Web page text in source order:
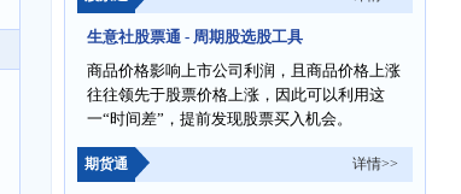
生意社股票通 - 周期股选股工具
商品价格影响上市公司利润，且商品价格上涨
往往领先于股票价格上涨，因此可以利用这
一“时间差”，提前发现股票买入机会。
期货通 详情>>